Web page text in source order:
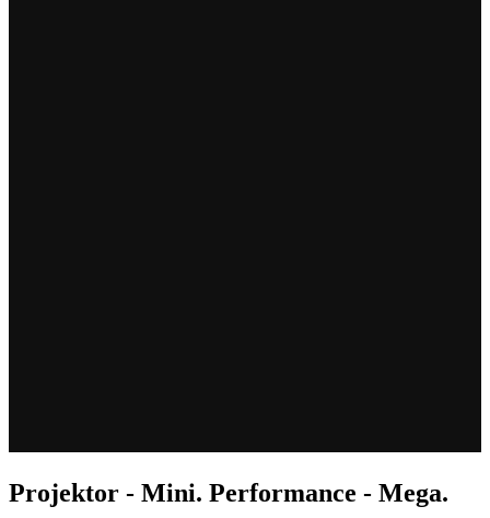
Projektor - Mini. Performance - Mega.